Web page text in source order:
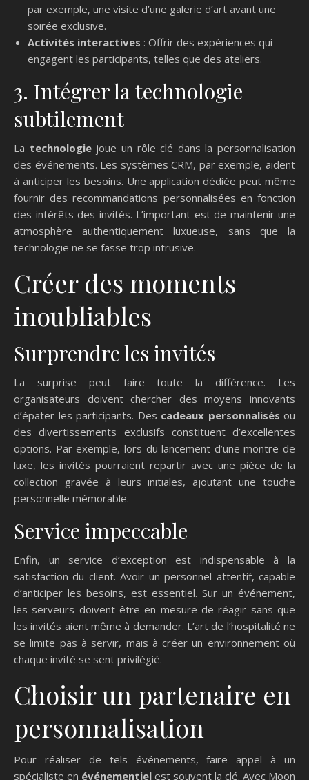
par exemple, une visite d’une galerie d’art avant une
soirée exclusive.
Activités interactives : Offrir des expériences qui
engagent les participants, telles que des ateliers.
3. Intégrer la technologie
subtilement
La technologiejoue un rôle clé dans la personnalisation
des événements. Les systèmes CRM, par exemple, aident
à anticiper les besoins. Une application dédiée peut même
fournir des recommandations personnalisées en fonction
des intérêts des invités. L’important est de maintenir une
atmosphère authentiquement luxueuse, sans que la
technologie ne se fasse trop intrusive.
Créer des moments
inoubliables
Surprendre les invités
La surprise peut faire toute la différence. Les
organisateurs doivent chercher des moyens innovants
d’épater les participants. Des cadeaux personnalisés ou
des divertissements exclusifs constituent d’excellentes
options. Par exemple, lors du lancement d’une montre de
luxe, les invités pourraient repartir avec une pièce de la
collection gravée à leurs initiales, ajoutant une touche
personnelle mémorable.
Service impeccable
Enfin, un service d’exception est indispensable à la
satisfaction du client. Avoir un personnel attentif, capable
d’anticiper les besoins, est essentiel. Sur un événement,
les serveurs doivent être en mesure de réagir sans que
les invités aient même à demander. L’art de l’hospitalité ne
se limite pas à servir, mais à créer un environnement où
chaque invité se sent privilégié.
Choisir un partenaire en
personnalisation
Pour réaliser de tels événements, faire appel à un
spécialiste en événementiel est souvent la clé. Avec Moon